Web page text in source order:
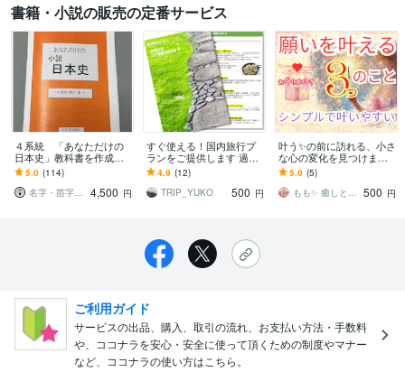
書籍・小説の販売の定番サービス
４系統 「あなただけの
日本史」教科書を作成し
ます あなたのルーツを日
本史に！祖父母・父母４
系統版
5.0 (114)
名字・苗字研究
4,500 円
すぐ使える！国内旅行プ
ランをご提供します 過去
に作成した国内旅行プラ
ンのしおりを即日お渡し
します
4.9 (12)
TRIP_YUKO
500 円
叶う✨の前に訪れる、小さ
な心の変化を見つけます
願いが叶わないのは、叶
える順番を知らなかった
だけ。
5.0 (5)
もも✨ 癒しときらめきのカウンセラー♡ 500 円
ご利用ガイド
サービスの出品、購入、取引の流れ、お支払い方法・手数料
や、ココナラを安心・安全に使って頂くための制度やマナー
など、ココナラの使い方はこちら。